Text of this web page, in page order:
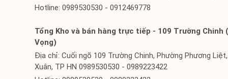
Hotline: 0989530530 - 0912469778
Tổng Kho và bán hàng trực tiếp - 109 Trường Chinh
Vọng)
Địa chỉ: Cuối ngõ 109 Trường Chinh, Phường Phương
Xuân, TP HN 0989530530 - 0989223422